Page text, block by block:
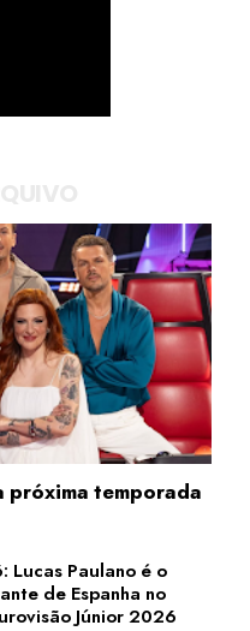
próxima temporada
Lucas Paulano é o
de Espanha no
Júnior 2026